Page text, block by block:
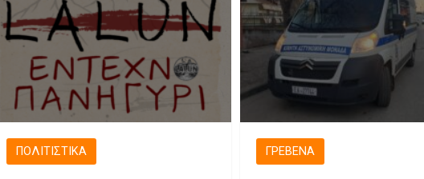
ΠΟΛΙΤΙΣΤΙΚΆ ΓΡΕΒΕΝΆ